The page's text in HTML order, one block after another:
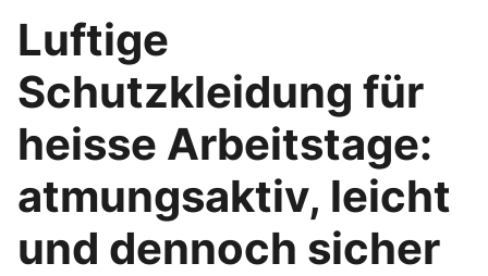
Luftige
Schutzkleidung für
heisse Arbeitstage:
atmungsaktiv, leicht
und dennoch sicher